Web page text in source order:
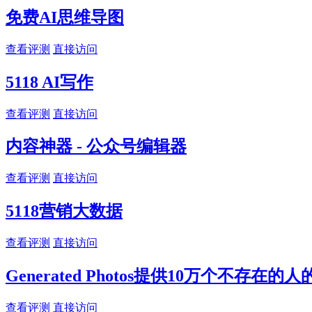
免费AI思维导图
查看评测 直接访问
5118 AI写作
查看评测 直接访问
内容神器 - 公众号编辑器
查看评测 直接访问
5118营销大数据
查看评测 直接访问
Generated Photos提供10万个不存在的人
查看评测 直接访问